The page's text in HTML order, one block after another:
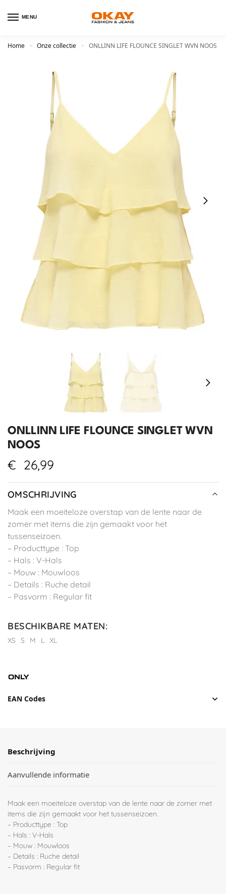
MENU
Home > Onze collectie > ONLLINN LIFE FLOUNCE SINGLET WVN NOOS
ONLLINN LIFE FLOUNCE SINGLET WVN
NOOS
€ 26,99
OMSCHRIJVING
Maak een moeiteloze overstap van de lente naar de
zomer met items die zijn gemaakt voor het
tussenseizoen.
– Producttype : Top
– Hals : V-Hals
– Mouw : Mouwloos
– Details : Ruche detail
– Pasvorm : Regular fit
BESCHIKBARE MATEN:
XS S M L XL
EAN Codes
Beschrijving
Aanvullende informatie
Maak een moeiteloze overstap van de lente naar de zomer met
items die zijn gemaakt voor het tussenseizoen.
– Producttype : Top
– Hals : V-Hals
– Mouw : Mouwloos
– Details : Ruche detail
– Pasvorm : Regular fit